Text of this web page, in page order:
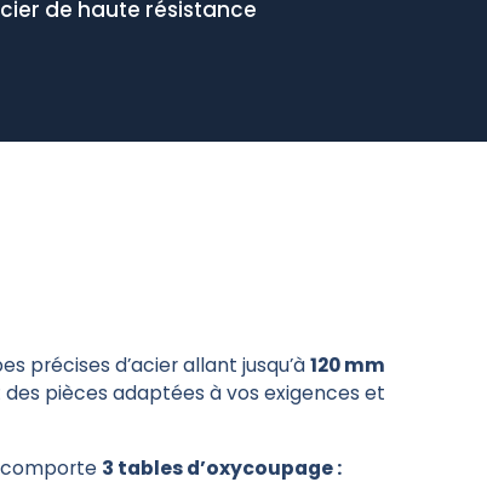
de haute résistance
précises d’acier allant jusqu’à 120 mm
des pièces adaptées à vos exigences et
3 tables d’oxycoupage :